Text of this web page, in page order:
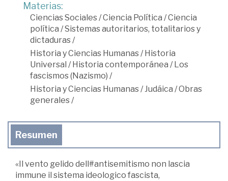
Materias:
Ciencias Sociales/Ciencia Política /Ciencia
política /Sistemas autoritarios, totalitarios y
dictaduras/
Historia y Ciencias Humanas/Historia
Universal /Historia contemporánea /Los
fascismos (Nazismo) /
Historia y Ciencias Humanas/Judáica /Obras
generales/
Resumen
«Il vento gelido dell#antisemitismo non lascia
immune il sistema ideologico fascista,